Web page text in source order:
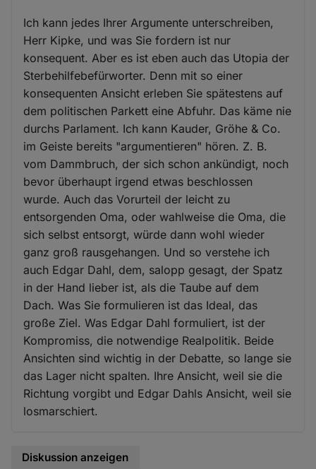
Ich kann jedes Ihrer Argumente unterschreiben,
Herr Kipke, und was Sie fordern ist nur
konsequent. Aber es ist eben auch das Utopia der
Sterbehilfebefürworter. Denn mit so einer
konsequenten Ansicht erleben Sie spätestens auf
dem politischen Parkett eine Abfuhr. Das käme nie
durchs Parlament. Ich kann Kauder, Gröhe & Co.
im Geiste bereits "argumentieren" hören. Z. B.
vom Dammbruch, der sich schon ankündigt, noch
bevor überhaupt irgend etwas beschlossen
wurde. Auch das Vorurteil der leicht zu
entsorgenden Oma, oder wahlweise die Oma, die
sich selbst entsorgt, würde dann wohl wieder
ganz groß rausgehangen. Und so verstehe ich
auch Edgar Dahl, dem, salopp gesagt, der Spatz
in der Hand lieber ist, als die Taube auf dem
Dach. Was Sie formulieren ist das Ideal, das
große Ziel. Was Edgar Dahl formuliert, ist der
Kompromiss, die notwendige Realpolitik. Beide
Ansichten sind wichtig in der Debatte, so lange sie
das Lager nicht spalten. Ihre Ansicht, weil sie die
Richtung vorgibt und Edgar Dahls Ansicht, weil sie
losmarschiert.
Diskussion anzeigen